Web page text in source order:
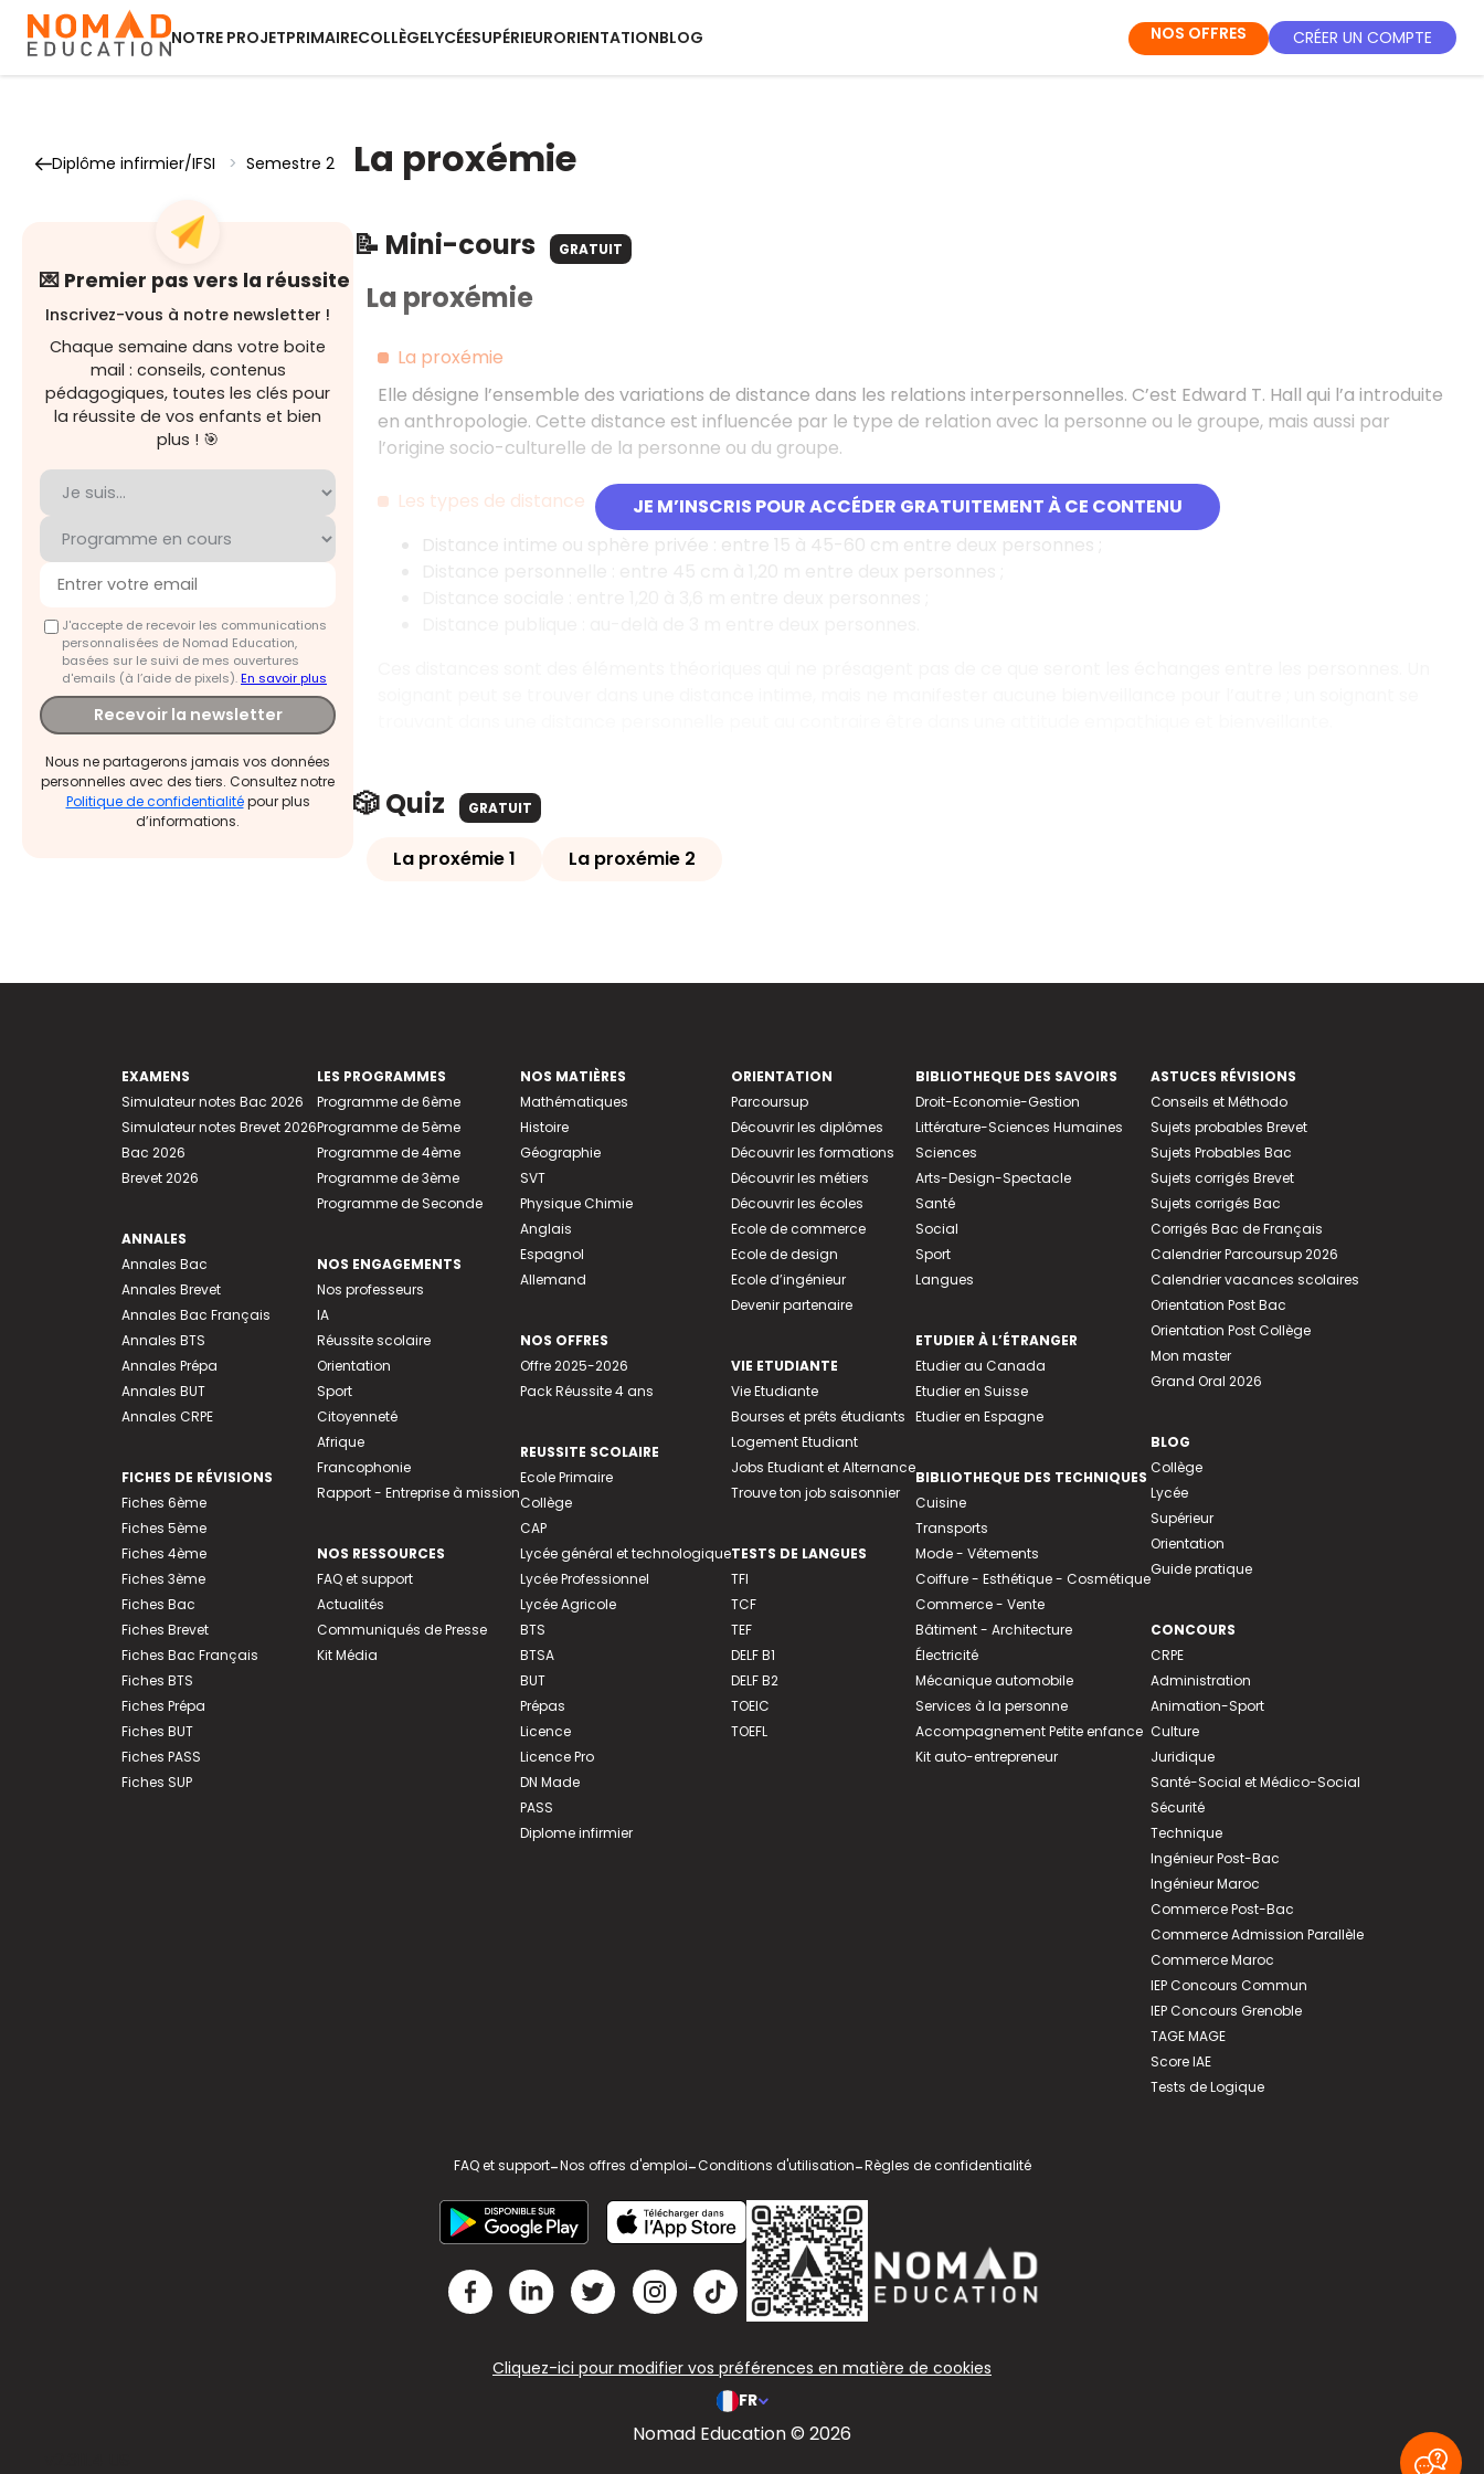
NOTRE PROJETPRIMAIRECOLLÈGELYCÉESUPÉRIEURORIENTATIONBLOG NOS OFFRES CRÉER UN COMPTE
Diplôme infirmier/IFSI > Semestre 2
💌 Premier pas vers la réussite
Inscrivez-vous à notre newsletter !
Chaque semaine dans votre boite
mail : conseils, contenus
pédagogiques, toutes les clés pour
la réussite de vos enfants et bien
plus ! 🎯
J'accepte de recevoir les communications
personnalisées de Nomad Education,
basées sur le suivi de mes ouvertures
d'emails (à l’aide de pixels).En savoir plus
Recevoir la newsletter
Nous ne partagerons jamais vos données
personnelles avec des tiers. Consultez notre
Politique de confidentialitépour plus
d’informations.
La proxémie
📝 Mini-cours GRATUIT
JE M’INSCRIS POUR ACCÉDER GRATUITEMENT À CE CONTENU
La proxémie
La proxémie
Elle désigne l’ensemble des variations de distance dans les relations interpersonnelles. C’est Edward T. Hall qui l’a introduite
en anthropologie. Cette distance est influencée par le type de relation avec la personne ou le groupe, mais aussi par
l’origine socio-culturelle de la personne ou du groupe.
Les types de distance
Distance intime ou sphère privée : entre 15 à 45-60 cm entre deux personnes ;
🎲 Quiz GRATUIT
La proxémie 1 La proxémie 2
EXAMENS
Simulateur notes Bac 2026
Simulateur notes Brevet 2026
Bac 2026
Brevet 2026
ANNALES
Annales Bac
Annales Brevet
Annales Bac Français
Annales BTS
Annales Prépa
Annales BUT
Annales CRPE
FICHES DE RÉVISIONS
Fiches 6ème
Fiches 5ème
Fiches 4ème
Fiches 3ème
Fiches Bac
Fiches Brevet
Fiches Bac Français
Fiches BTS
Fiches Prépa
Fiches BUT
Fiches PASS
Fiches SUP
LES PROGRAMMES
Programme de 6ème
Programme de 5ème
Programme de 4ème
Programme de 3ème
Programme de Seconde
NOS ENGAGEMENTS
Nos professeurs
IA
Réussite scolaire
Orientation
Sport
Citoyenneté
Afrique
Francophonie
Rapport - Entreprise à mission
NOS RESSOURCES
FAQ et support
Actualités
Communiqués de Presse
Kit Média
NOS MATIÈRES
Mathématiques
Histoire
Géographie
SVT
Physique Chimie
Anglais
Espagnol
Allemand
NOS OFFRES
Offre 2025-2026
Pack Réussite 4 ans
REUSSITE SCOLAIRE
Ecole Primaire
Collège
CAP
Lycée général et technologique
Lycée Professionnel
Lycée Agricole
BTS
BTSA
BUT
Prépas
Licence
Licence Pro
DN Made
PASS
Diplome infirmier
ORIENTATION
Parcoursup
Découvrir les diplômes
Découvrir les formations
Découvrir les métiers
Découvrir les écoles
Ecole de commerce
Ecole de design
Ecole d’ingénieur
Devenir partenaire
VIE ETUDIANTE
Vie Etudiante
Bourses et prêts étudiants
Logement Etudiant
Jobs Etudiant et Alternance
Trouve ton job saisonnier
TESTS DE LANGUES
TFI
TCF
TEF
DELF B1
DELF B2
TOEIC
TOEFL
BIBLIOTHEQUE DES SAVOIRS
Droit-Economie-Gestion
Littérature-Sciences Humaines
Sciences
Arts-Design-Spectacle
Santé
Social
Sport
Langues
ETUDIER À L’ÉTRANGER
Etudier au Canada
Etudier en Suisse
Etudier en Espagne
BIBLIOTHEQUE DES TECHNIQUES
Cuisine
Transports
Mode - Vêtements
Coiffure - Esthétique - Cosmétique
Commerce - Vente
Bâtiment - Architecture
Électricité
Mécanique automobile
Services à la personne
Accompagnement Petite enfance
Kit auto-entrepreneur
ASTUCES RÉVISIONS
Conseils et Méthodo
Sujets probables Brevet
Sujets Probables Bac
Sujets corrigés Brevet
Sujets corrigés Bac
Corrigés Bac de Français
Calendrier Parcoursup 2026
Calendrier vacances scolaires
Orientation Post Bac
Orientation Post Collège
Mon master
Grand Oral 2026
BLOG
Collège
Lycée
Supérieur
Orientation
Guide pratique
CONCOURS
CRPE
Administration
Animation-Sport
Culture
Juridique
Santé-Social et Médico-Social
Sécurité
Technique
Ingénieur Post-Bac
Ingénieur Maroc
Commerce Post-Bac
Commerce Admission Parallèle
Commerce Maroc
IEP Concours Commun
IEP Concours Grenoble
TAGE MAGE
Score IAE
Tests de Logique
FAQ et support-Nos offres d'emploi-Conditions d'utilisation-Règles de confidentialité
Cliquez-ici pour modifier vos préférences en matière de cookies
FR
Nomad Education © 2026